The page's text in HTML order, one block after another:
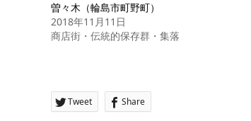
曽々木（輪島市町野町）
2018年11月11日
商店街・伝統的保存群・集落
Tweet Share